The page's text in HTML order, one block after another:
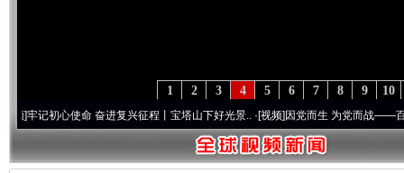
10
9
8
7
6
5
4
3
2
1
初心使命 奋进复兴征程丨宝塔山下好光景..·[视频]因党而生 为党而战——百年“纪”